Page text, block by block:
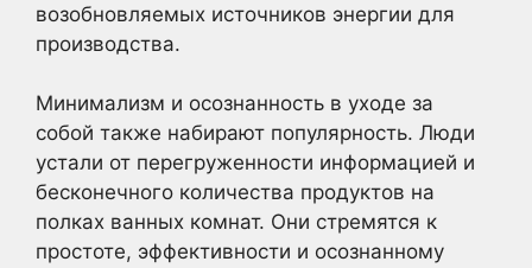
возобновляемых источников энергии для
производства.
Минимализм и осознанность в уходе за
собой также набирают популярность. Люди
устали от перегруженности информацией и
бесконечного количества продуктов на
полках ванных комнат. Они стремятся к
простоте, эффективности и осознанному